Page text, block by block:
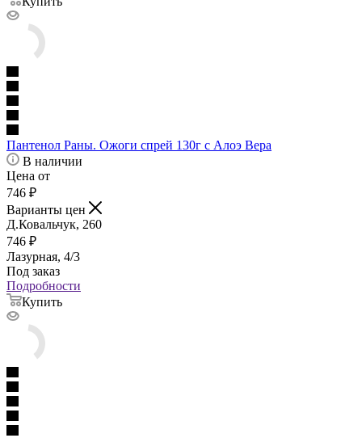
Пантенол Раны. Ожоги спрей 130г с Алоэ Вера
В наличии
Цена от
746 ₽
Варианты цен
Д.Ковальчук, 260
746 ₽
Лазурная, 4/3
Под заказ
Подробности
Купить